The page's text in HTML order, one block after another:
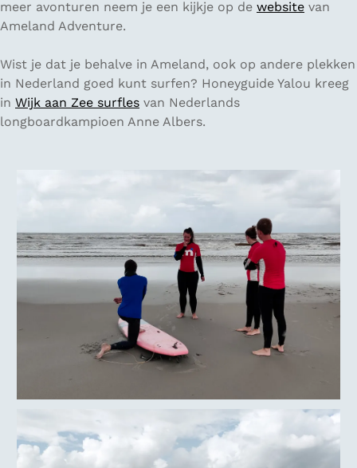
meer avonturen neem je een kijkje op de website van
Ameland Adventure.
Wist je dat je behalve in Ameland, ook op andere plekken
in Nederland goed kunt surfen? Honeyguide Yalou kreeg
in Wijk aan Zee surfles van Nederlands
longboardkampioen Anne Albers.